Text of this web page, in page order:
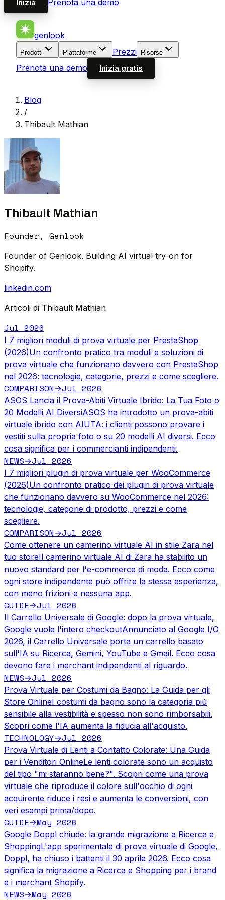
Inizia Prenota una demo
genlook
Prodotti Piattaforme Prezzi Risorse
Prenota una demo Inizia gratis
Blog
/
Thibault Mathian
Thibault Mathian
Founder, Genlook
Founder of Genlook. Building AI virtual try-on for
Shopify.
linkedin.com
Articoli di Thibault Mathian
Jul 2026
I 7 migliori moduli di prova virtuale per PrestaShop
(2026)Un confronto pratico tra moduli e soluzioni di
prova virtuale che funzionano davvero con PrestaShop
nel 2026: tecnologie, categorie, prezzi e come scegliere.
COMPARISON →Jul 2026
ASOS Lancia il Prova-Abiti Virtuale Ibrido: La Tua Foto o
20 Modelli AI DiversiASOS ha introdotto un prova-abiti
virtuale ibrido con AIUTA: i clienti possono provare i
vestiti sulla propria foto o su 20 modelli AI diversi. Ecco
cosa significa per i commercianti indipendenti.
NEWS→Jul 2026
I 7 migliori plugin di prova virtuale per WooCommerce
(2026)Un confronto pratico dei plugin di prova virtuale
che funzionano davvero su WooCommerce nel 2026:
tecnologie, categorie di prodotto, prezzi e come
scegliere.
COMPARISON →Jul 2026
Come ottenere un camerino virtuale AI in stile Zara nel
tuo storeIl camerino virtuale AI di Zara ha stabilito un
nuovo standard per l'e-commerce di moda. Ecco come
ogni store indipendente può offrire la stessa esperienza,
con meno frizioni e nessuna app.
GUIDE→Jul 2026
Il Carrello Universale di Google: dopo la prova virtuale,
Google vuole l'intero checkoutAnnunciato al Google I/O
2026, il Carrello Universale porta un carrello basato
sull'IA su Ricerca, Gemini, YouTube e Gmail. Ecco cosa
devono fare i merchant indipendenti al riguardo.
NEWS→Jul 2026
Prova Virtuale per Costumi da Bagno: La Guida per gli
Store OnlineI costumi da bagno sono la categoria più
sensibile alla vestibilità e spesso non sono rimborsabili.
Scopri come l'IA aumenta la fiducia all'acquisto.
TECHNOLOGY→Jul 2026
Prova Virtuale di Lenti a Contatto Colorate: Una Guida
per i Venditori OnlineLe lenti colorate sono un acquisto
del tipo "mi staranno bene?". Scopri come una prova
virtuale che riproduce il colore sull'occhio di ogni
acquirente riduce i resi e aumenta le conversioni, con
veri esempi prima/dopo.
GUIDE→May 2026
Google Doppl chiude: la grande migrazione a Ricerca e
ShoppingL'app sperimentale di prova virtuale di Google,
Doppl, ha chiuso i battenti il 30 aprile 2026. Ecco cosa
significa la migrazione a Ricerca e Shopping per i brand
e i merchant Shopify.
NEWS→May 2026